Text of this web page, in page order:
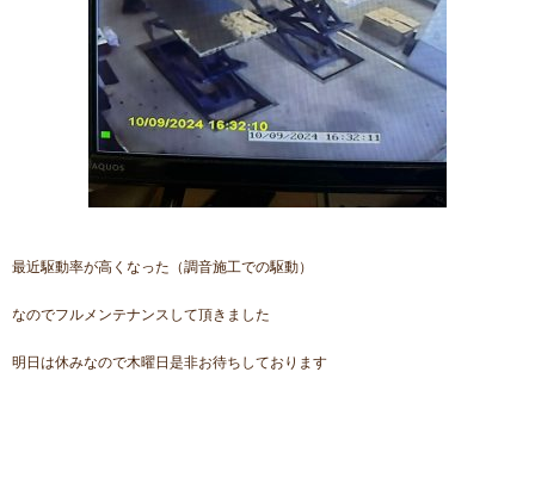
最近駆動率が高くなった（調音施工での駆動）
なのでフルメンテナンスして頂きました
明日は休みなので木曜日是非お待ちしております